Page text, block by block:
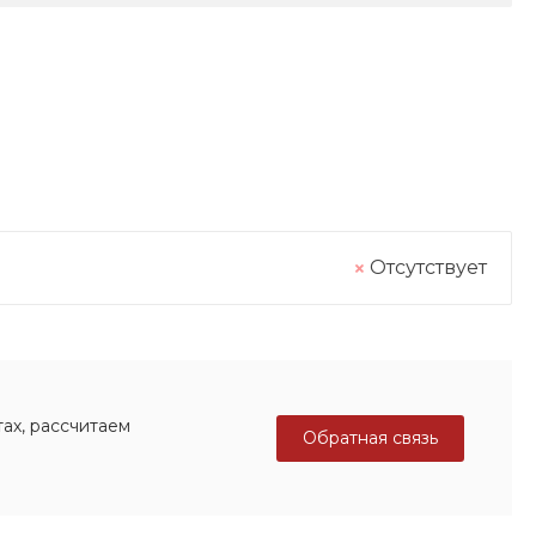
Отсутствует
рассчитаем
Обратная связь